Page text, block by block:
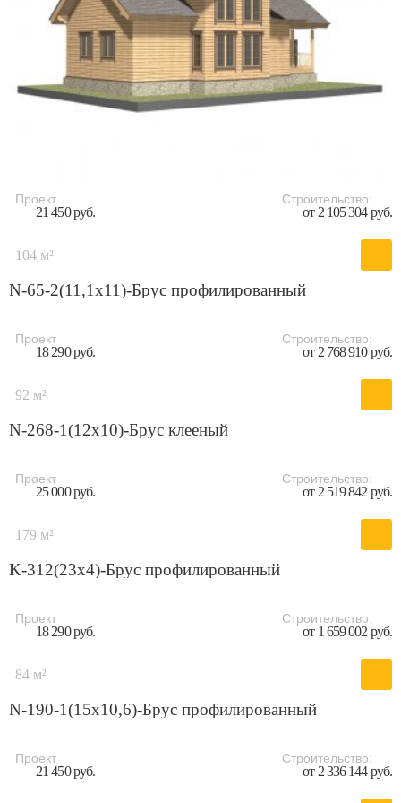
Проект
21 450 руб.
Строительство:
от 2 105 304 руб.
104 м²
N-65-2(11,1x11)-Брус профилированный
Проект
18 290 руб.
Строительство:
от 2 768 910 руб.
92 м²
N-268-1(12x10)-Брус клееный
Проект
25 000 руб.
Строительство:
от 2 519 842 руб.
179 м²
K-312(23x4)-Брус профилированный
Проект
18 290 руб.
Строительство:
от 1 659 002 руб.
84 м²
N-190-1(15x10,6)-Брус профилированный
Проект
21 450 руб.
Строительство:
от 2 336 144 руб.